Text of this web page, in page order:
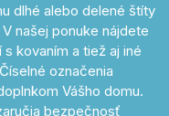
dlhé alebo delené štíty
našej ponuke nájdete
kovaním a tiež aj iné
označenia
Vášho domu.
bezpečnosť